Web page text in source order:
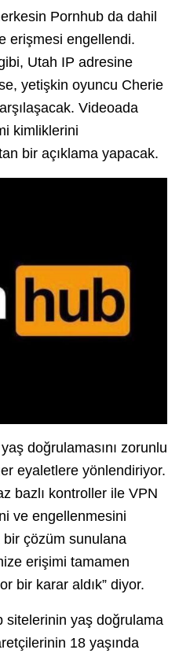
Pornhub da dahil
erişmesi engellendi.
Utah IP adresine
yetişkin oyuncu Cherie
Videoada
kimliklerini
bir açıklama yapacak.
doğrulamasını zorunlu
eyaletlere yönlendiriyor.
bazlı kontroller ile VPN
ve engellenmesini
bir çözüm sunulana
erişimi tamamen
bir karar aldık” diyor.
sitelerinin yaş doğrulama
18 yaşında